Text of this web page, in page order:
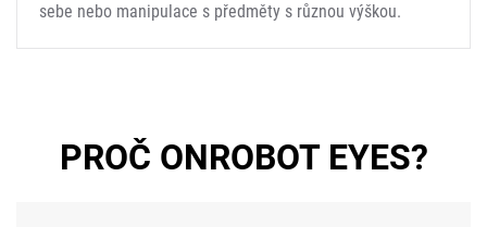
sebe nebo manipulace s předměty s různou výškou.
PROČ ONROBOT EYES?